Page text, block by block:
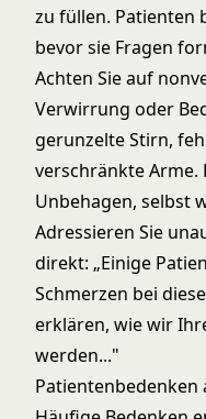
zu füllen. Patienten
bevor sie Fragen
Achten Sie auf
Verwirrung oder
gerunzelte Stirn,
verschränkte Arme.
Unbehagen, selbst
Adressieren Sie
direkt: „Einige
Schmerzen bei
erklären, wie wir
werden..."
Patientenbedenken